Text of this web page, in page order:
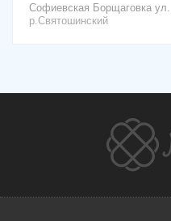
Софиевская Борщаговка
р.Святошинский